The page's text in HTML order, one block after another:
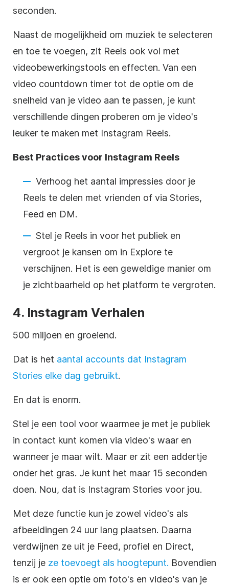
seconden.
Naast de mogelijkheid om muziek te selecteren
en toe te voegen, zit Reels ook vol met
videobewerkingstools en effecten. Van een
video countdown timer tot de optie om de
snelheid van je video aan te passen, je kunt
verschillende dingen proberen om je video's
leuker te maken met Instagram Reels.
Best Practices voor Instagram Reels
Verhoog het aantal impressies door je
Reels te delen met vrienden of via Stories,
Feed en DM.
Stel je Reels in voor het publiek en
vergroot je kansen om in Explore te
verschijnen. Het is een geweldige manier om
je zichtbaarheid op het platform te vergroten.
4. Instagram Verhalen
500 miljoen en groeiend.
Dat is het aantal accounts dat Instagram
Stories elke dag gebruikt.
En dat is enorm.
Stel je een tool voor waarmee je met je publiek
in contact kunt komen via video's waar en
wanneer je maar wilt. Maar er zit een addertje
onder het gras. Je kunt het maar 15 seconden
doen. Nou, dat is Instagram Stories voor jou.
Met deze functie kun je zowel video's als
afbeeldingen 24 uur lang plaatsen. Daarna
verdwijnen ze uit je Feed, profiel en Direct,
tenzij je ze toevoegt als hoogtepunt. Bovendien
is er ook een optie om foto's en video's van je